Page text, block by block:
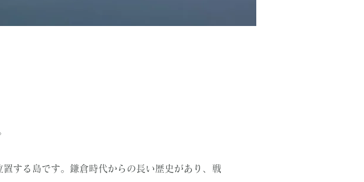
する島です。鎌倉時代からの長い歴史があり、戦